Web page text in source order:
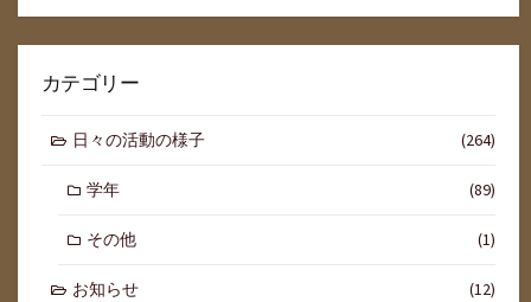
カテゴリー
日々の活動の様子 (264)
学年 (89)
その他 (1)
お知らせ (12)